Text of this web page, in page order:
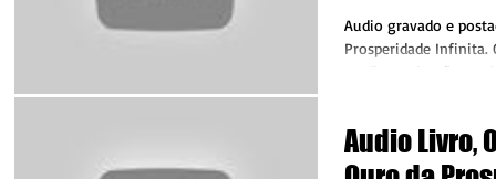
Audio gravado e
Prosperidade Infinita.
mediante doações.
Audio Livro,